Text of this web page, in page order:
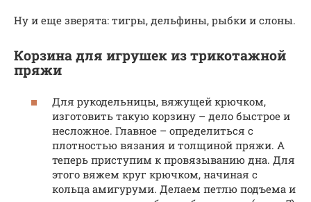
Ну и еще зверята: тигры, дельфины, рыбки и слоны.
Корзина для игрушек из трикотажной
пряжи
Для рукодельницы, вяжущей крючком,
изготовить такую корзину – дело быстрое и
несложное. Главное – определиться с
плотностью вязания и толщиной пряжи. А
теперь приступим к провязыванию дна. Для
этого вяжем круг крючком, начиная с
кольца амигуруми. Делаем петлю подъема и